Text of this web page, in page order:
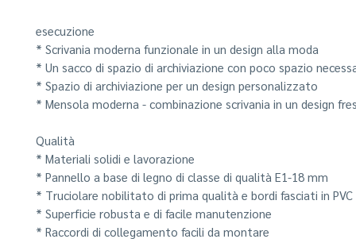
esecuzione
* Scrivania moderna funzionale in un design alla moda
* Un sacco di spazio di archiviazione con poco spazio
* Spazio di archiviazione per un design personalizzato
* Mensola moderna - combinazione scrivania in un design
Qualità
* Materiali solidi e lavorazione
* Pannello a base di legno di classe di qualità E1-18 mm
* Truciolare nobilitato di prima qualità e bordi fasciati in PVC
* Superficie robusta e di facile manutenzione
* Raccordi di collegamento facili da montare